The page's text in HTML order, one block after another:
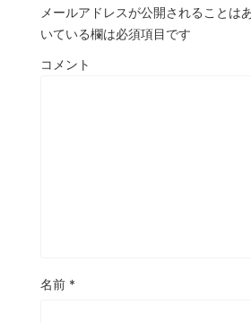
メールアドレスが公開されることは
いている欄は必須項目です
コメント
名前 *